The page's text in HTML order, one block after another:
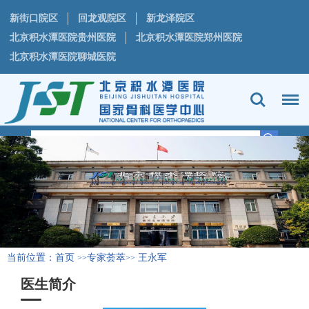
新街口院区 回龙观院区
新龙泽院区
北京积水潭医院贵州医院
北京积水潭医院郑州医院
北京积水潭医院聊城医院
当前位置： 首页 >>专家荟萃>> 王永军
医生简介